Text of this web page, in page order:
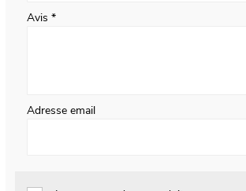
Avis
Adresse email